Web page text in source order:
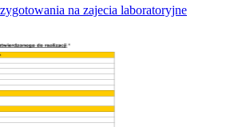
na zajecia laboratoryjne